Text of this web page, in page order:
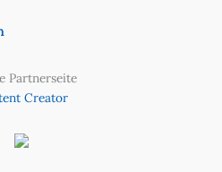
Partnerseite
Creator